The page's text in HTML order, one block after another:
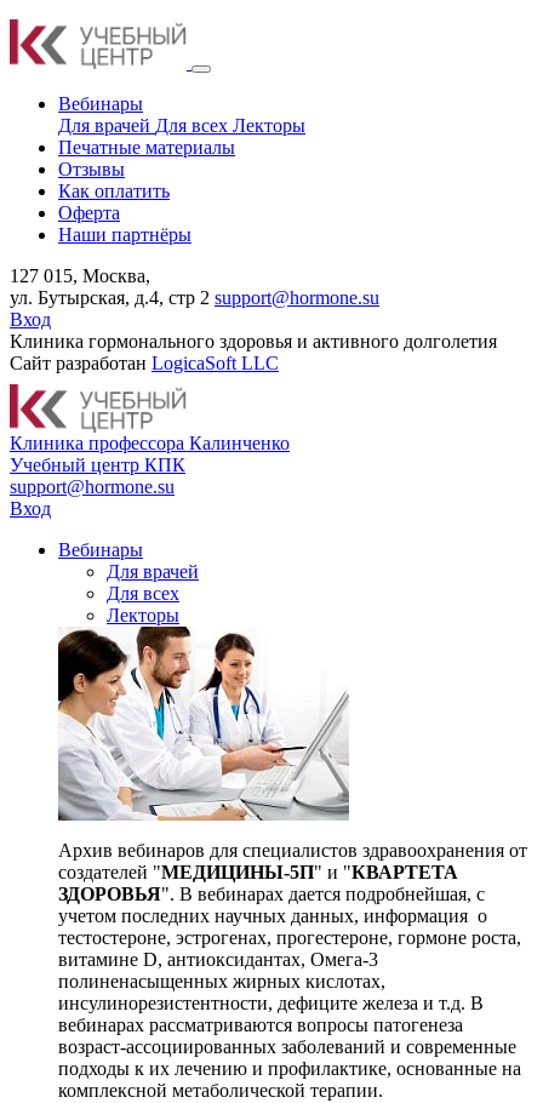
Вебинары
Для врачей Для всех Лекторы
Печатные материалы
Отзывы
Как оплатить
Оферта
Наши партнёры
127 015, Москва,
ул. Бутырская, д.4, стр 2 support@hormone.su
Вход
Клиника гормонального здоровья и активного долголетия
Сайт разработан LogicaSoft LLC
Клиника профессора Калинченко
Учебный центр КПК
support@hormone.su
Вход
Вебинары
Для врачей
Для всех
Лекторы
Архив вебинаров для специалистов здравоохранения от
создателей "МЕДИЦИНЫ-5П" и "КВАРТЕТА
ЗДОРОВЬЯ". В вебинарах дается подробнейшая, с
учетом последних научных данных, информация о
тестостероне, эстрогенах, прогестероне, гормоне роста,
витамине D, антиоксидантах, Омега-3
полиненасыщенных жирных кислотах,
инсулинорезистентности, дефиците железа и т.д. В
вебинарах рассматриваются вопросы патогенеза
возраст-ассоциированных заболеваний и современные
подходы к их лечению и профилактике, основанные на
комплексной метаболической терапии.